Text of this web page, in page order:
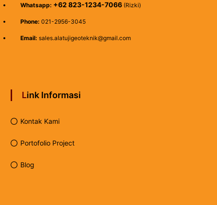
Whatsapp: +62 823-1234-7066(Rizki)
Phone: 021-2956-3045
Email: sales.alatujigeoteknik@gmail.com
Link Informasi
Kontak Kami
Portofolio Project
Blog